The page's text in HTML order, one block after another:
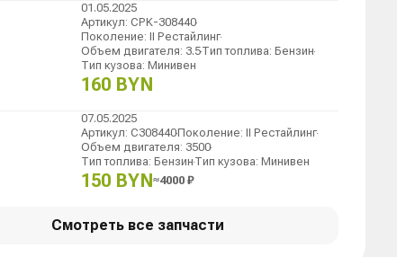
01.05.2025
Артикул:CPK-308440
Поколение:II Рестайлинг
Объем двигателя: 3.5Тип топлива:Бензин
Тип кузова:Минивен
160 BYN
07.05.2025
Артикул:C308440Поколение:II Рестайлинг
Объем двигателя: 3500
Тип топлива:БензинТип кузова:Минивен
150 BYN≈4000 ₽
Смотреть все запчасти